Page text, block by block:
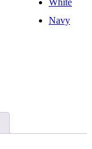
White
Navy